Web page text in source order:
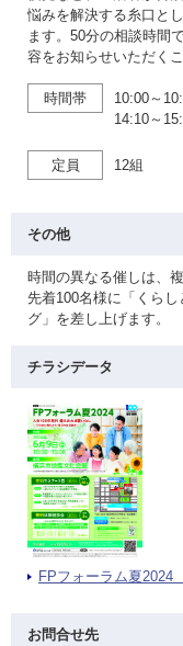
悩みを解決する糸口と
ます。50分の相談時間
容をお知らせいただく
時間帯 10:00～
14:10～
定員 12組
その他
時間の異なる催しは、
先着100名様に「くら
グ」を差し上げます。
チラシデータ
FPフォーラム夏2024
お問合せ先